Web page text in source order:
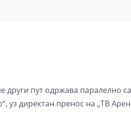
други пут одржава паралелно
уз директан пренос на „ТВ